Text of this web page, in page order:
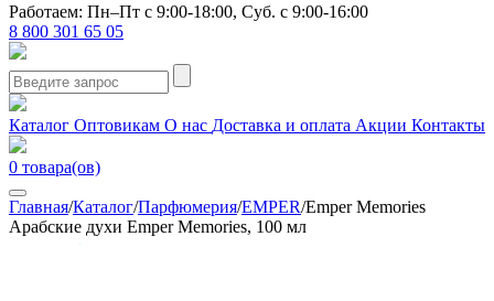
Работаем: Пн–Пт с 9:00-18:00, Суб. с 9:00-16:00
8 800 301 65 05
Каталог Оптовикам О нас Доставка и оплата Акции Контакты
0 товара(ов)
Главная/Каталог/Парфюмерия/EMPER/Emper Memories
Арабские духи Emper Memories, 100 мл